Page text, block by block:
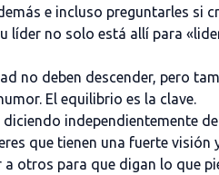
e incluso preguntarles si
líder no solo está allí para
no deben descender, pero
El equilibrio es la clave.
independientemente
que tienen una fuerte visión
otros para que digan lo que